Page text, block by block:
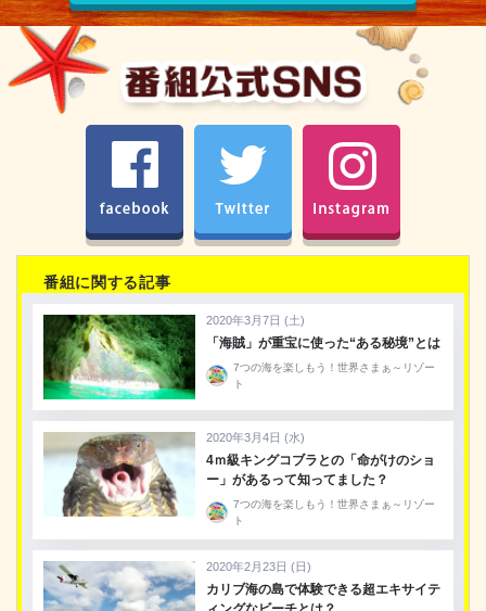
facebook Twitter
番組に関する記事